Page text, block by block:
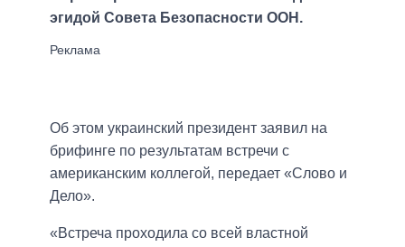
эгидой Совета Безопасности ООН.
Об этом украинский президент заявил на
брифинге по результатам встречи с
американским коллегой, передает «Слово и
Дело».
«Встреча проходила со всей властной